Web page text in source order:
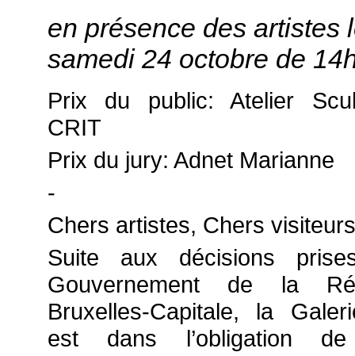
en présence des artistes
samedi 24 octobre de
Prix du public: Atelier
CRIT
Prix du jury: Adnet Marianne
-
Chers artistes, Chers
Suite aux décisions
Gouvernement de la
Bruxelles-Capitale, la
est dans l’obligation